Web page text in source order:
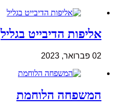
אליפות הדיבייט בגליל
02 פברואר, 2023
המשפחה הלוחמת